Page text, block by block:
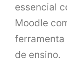
essencial
Moodle
de ensino.